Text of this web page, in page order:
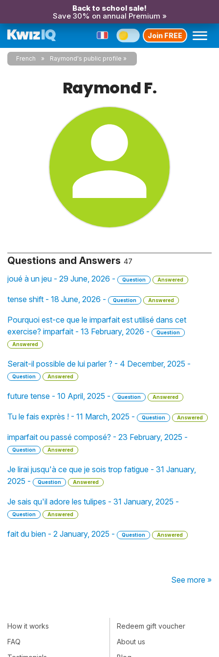
Back to school sale!
Save 30% on annual Premium »
Join FREE
French Raymond's public profile
Raymond F.
Questions and Answers 47
joué à un jeu - 29 June, 2026 - Question Answered
tense shift - 18 June, 2026 - Question Answered
Pourquoi est-ce que le imparfait est utilisé dans cet
exercise? imparfait - 13 February, 2026 -
Question
Answered
Serait-il possible de lui parler ? - 4 December, 2025 -
Question Answered
future tense - 10 April, 2025 - Question Answered
Tu le fais exprès ! - 11 March, 2025 - Question Answered
imparfait ou passé composé? - 23 February, 2025 -
Question Answered
Je lirai jusqu'à ce que je sois trop fatigue - 31 January,
2025 -
Question Answered
Je sais qu'il adore les tulipes - 31 January, 2025 -
Question Answered
fait du bien - 2 January, 2025 - Question Answered
See more »
How it works
FAQ
Redeem gift voucher
About us